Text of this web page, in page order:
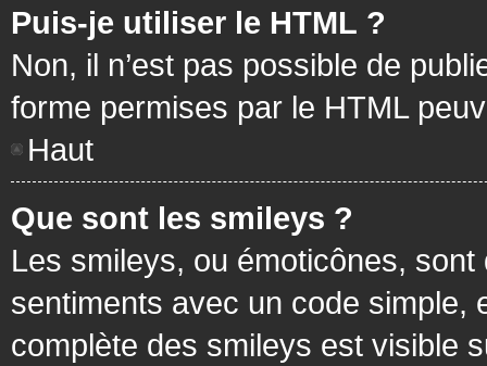
Puis-je utiliser le HTML ?
Non, il n’est pas possible de
forme permises par le HTML
Haut
Que sont les smileys ?
Les smileys, ou émoticônes,
sentiments avec un code simple,
complète des smileys est visible